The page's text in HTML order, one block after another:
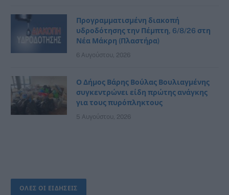
Προγραμματισμένη διακοπή
υδροδότησης την Πέμπτη, 6/8/26 στη
Νέα Μάκρη (Πλαστήρα)
6 Αυγούστου, 2026
Ο Δήμος Βάρης Βούλας Βουλιαγμένης
συγκεντρώνει είδη πρώτης ανάγκης
για τους πυρόπληκτους
5 Αυγούστου, 2026
ΟΛΕΣ ΟΙ ΕΙΔΗΣΕΙΣ